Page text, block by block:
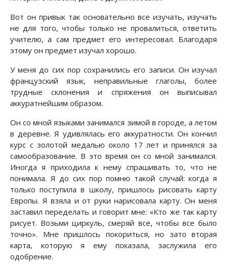
Вот он привык так основательно все изучать, изучать
не для того, чтобы только не провалиться, ответить
учителю, а сам предмет его интересовал. Благодаря
этому он предмет изучал хорошо.
У меня до сих пор сохранились его записи. Он изучал
французский язык, неправильные глаголы, более
трудные склонения и спряжения он выписывал
аккуратнейшим образом.
Он со мной языками занимался зимой в городе, а летом
в деревне. Я удивлялась его аккуратности. Он кончил
курс с золотой медалью около 17 лет и принялся за
самообразование. В это время он со мной занимался.
Иногда я приходила к нему спрашивать то, что не
понимала. Я до сих пор помню такой случай: когда я
только поступила в школу, пришлось рисовать карту
Европы. Я взяла и от руки нарисовала карту. Он меня
заставил переделать и говорит мне: «Кто же так карту
рисует. Возьми циркуль, смеряй все, чтобы все было
точно». Мне пришлось покориться, но зато вторая
карта, которую я ему показала, заслужила его
одобрение.